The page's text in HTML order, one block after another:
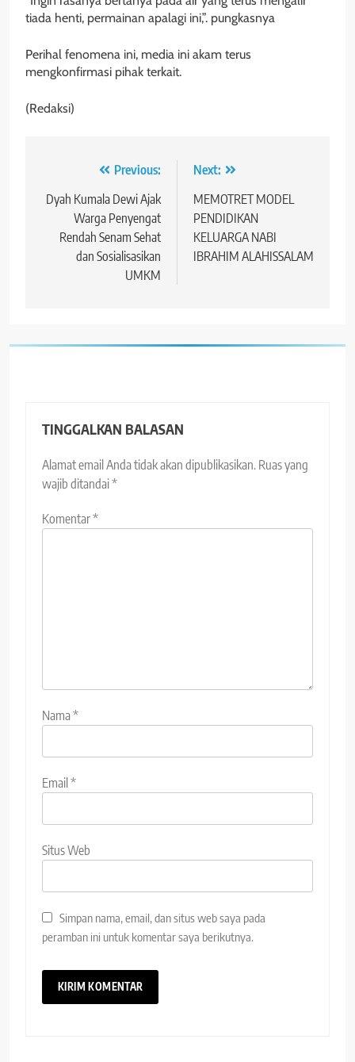
tiada henti, permainan apalagi ini,”. pungkasnya
Perihal fenomena ini, media ini akam terus
mengkonfirmasi pihak terkait.
(Redaksi)
Navigasi
pos
Previous:
Dyah Kumala Dewi Ajak
Warga Penyengat
Rendah Senam Sehat
dan Sosialisasikan
UMKM
Next:
MEMOTRET MODEL
PENDIDIKAN
KELUARGA NABI
IBRAHIM ALAHISSALAM
TINGGALKAN BALASAN
Alamat email Anda tidak akan dipublikasikan. Ruas yang
wajib ditandai*
Komentar*
Nama*
Email*
Situs Web
Simpan nama, email, dan situs web saya pada
peramban ini untuk komentar saya berikutnya.